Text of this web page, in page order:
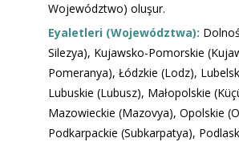
Województwo) oluşur.
Eyaletleri (Województwa):
Silezya), Kujawsko-Pomorskie
Pomeranya), Łódzkie (Lodz),
Lubuskie (Lubusz), Małopolskie
Mazowieckie (Mazovya), Opolskie
Podkarpackie (Subkarpatya),